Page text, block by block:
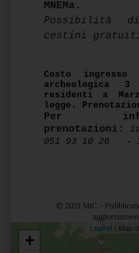
MNEMa.
Possibilità
cestini
Costo
archeologica
residenti a
legge.
Per
prenotazioni:
051 93 10 26 -
© 2021 MiC -
+
Leaflet | Map